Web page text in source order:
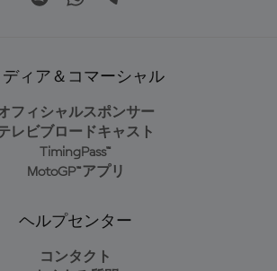
ディア＆コマーシャル
フィシャルスポンサー
レビブロードキャスト
TimingPass™
MotoGP™アプリ
ヘルプセンター
コンタクト